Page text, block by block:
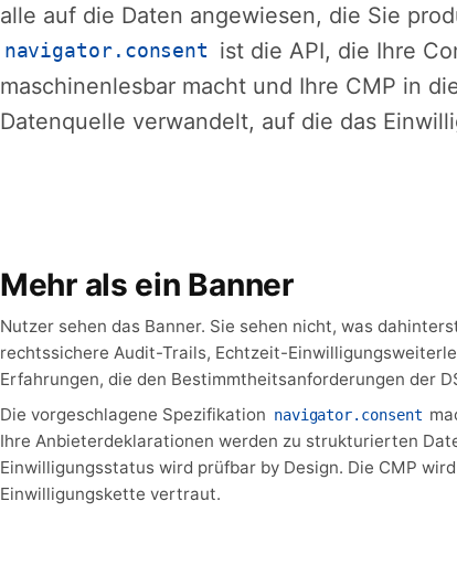
alle auf die Daten angewiesen, die Sie
navigator.consent
ist die API, die Ihre
maschinenlesbar macht und Ihre CMP in
Datenquelle verwandelt, auf die das
Mehr als ein Banner
Nutzer sehen das Banner. Sie sehen nicht, was
rechtssichere Audit-Trails, Echtzeit-
Erfahrungen, die den Bestimmtheitsanforderungen der
Die vorgeschlagene Spezifikation navigator.consent
Ihre Anbieterdeklarationen werden zu strukturierten
Einwilligungsstatus wird prüfbar by Design. Die CMP
Einwilligungskette vertraut.